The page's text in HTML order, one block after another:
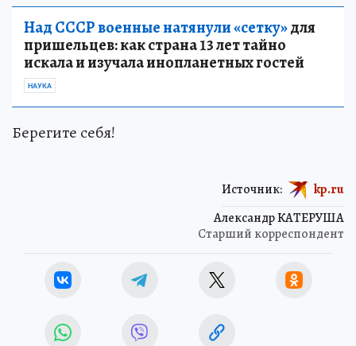
Над СССР военные натянули «сетку»для
пришельцев: как страна 13 лет тайно
искала и изучала инопланетных гостей
НАУКА
Берегите себя!
Александр КАТЕРУША
Старший корреспондент
Источник: kp.ru